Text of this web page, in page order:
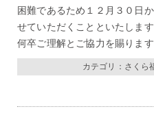
困難であるため１２月３０日
せていただくことといたします
何卒ご理解とご協力を賜りま
カテゴリ： さくら